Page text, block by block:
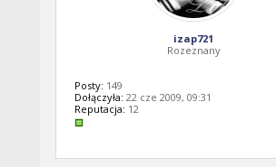
izap721
Rozeznany
Posty: 149
Dołączyła: 22 cze 2009, 09:31
Reputacja: 12